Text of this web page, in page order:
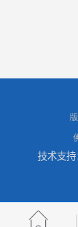
技术支持